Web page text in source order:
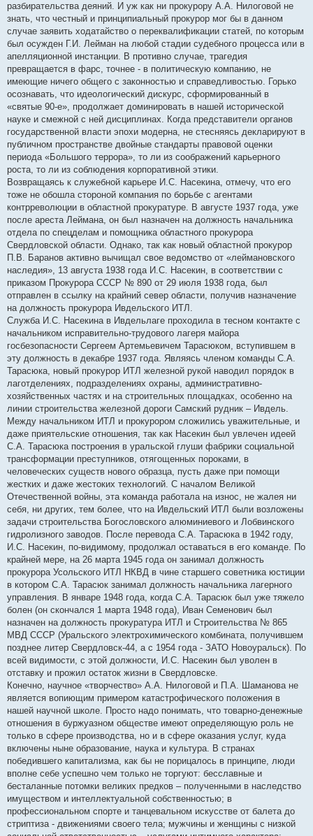
разбирательства деяний. И уж как ни прокурору А.А. Нилоговой не
знать, что честный и принципиальный прокурор мог бы в данном
случае заявить ходатайство о переквалификации статей, по которым
был осужден Г.И. Лейман на любой стадии судебного процесса или в
апелляционной инстанции. В противно случае, трагедия
превращается в фарс, точнее - в политическую компанию, не
имеющие ничего общего с законностью и справедливостью. Горько
осознавать, что идеологический дискурс, сформированный в
«святые 90-е», продолжает доминировать в нашей исторической
науке и смежной с ней дисциплинах. Когда представители органов
государственной власти эпохи модерна, не стесняясь декларируют в
публичном пространстве двойные стандарты правовой оценки
периода «Большого террора», то ли из соображений карьерного
роста, то ли из соблюдения корпоративной этики.
Возвращаясь к служебной карьере И.С. Насекина, отмечу, что его
тоже не обошла стороной компания по борьбе с агентами
контрреволюции в областной прокуратуре. В августе 1937 года, уже
после ареста Леймана, он был назначен на должность начальника
отдела по спецделам и помощника областного прокурора
Свердловской области. Однако, так как новый областной прокурор
П.В. Баранов активно вычищал свое ведомство от «леймановского
наследия», 13 августа 1938 года И.С. Насекин, в соответствии с
приказом Прокурора СССР № 890 от 29 июля 1938 года, был
отправлен в ссылку на крайний север области, получив назначение
на должность прокурора Ивдельского ИТЛ.
Служба И.С. Насекина в Ивдельлаге проходила в тесном контакте с
начальником исправительно-трудового лагеря майора
госбезопасности Сергеем Артемьевичем Тарасюком, вступившем в
эту должность в декабре 1937 года. Являясь членом команды С.А.
Тарасюка, новый прокурор ИТЛ железной рукой наводил порядок в
лаготделениях, подразделениях охраны, административно-
хозяйственных частях и на строительных площадках, особенно на
линии строительства железной дороги Самский рудник – Ивдель.
Между начальником ИТЛ и прокурором сложились уважительные, и
даже приятельские отношения, так как Насекин был увлечен идеей
С.А. Тарасюка построения в уральской глуши фабрики социальной
трансформации преступников, отягощенных пороками, в
человеческих существ нового образца, пусть даже при помощи
жестких и даже жестоких технологий. С началом Великой
Отечественной войны, эта команда работала на износ, не жалея ни
себя, ни других, тем более, что на Ивдельский ИТЛ были возложены
задачи строительства Богословского алюминиевого и Лобвинского
гидролизного заводов. После перевода С.А. Тарасюка в 1942 году,
И.С. Насекин, по-видимому, продолжал оставаться в его команде. По
крайней мере, на 26 марта 1945 года он занимал должность
прокурора Усольского ИТЛ НКВД в чине старшего советника юстиции
в котором С.А. Тарасюк занимал должность начальника лагерного
управления. В январе 1948 года, когда С.А. Тарасюк был уже тяжело
болен (он скончался 1 марта 1948 года), Иван Семенович был
назначен на должность прокуратура ИТЛ и Строительства № 865
МВД СССР (Уральского электрохимического комбината, получившем
позднее литер Свердловск-44, а с 1954 года - ЗАТО Новоуральск). По
всей видимости, с этой должности, И.С. Насекин был уволен в
отставку и прожил остаток жизни в Свердловске.
Конечно, научное «творчество» А.А. Нилоговой и П.А. Шаманова не
является вопиющим примером катастрофического положения в
нашей научной школе. Просто надо понимать, что товарно-денежные
отношения в буржуазном обществе имеют определяющую роль не
только в сфере производства, но и в сфере оказания услуг, куда
включены ныне образование, наука и культура. В странах
победившего капитализма, как бы не порицалось в принципе, люди
вполне себе успешно чем только не торгуют: бесславные и
бесталанные потомки великих предков – полученными в наследство
имуществом и интеллектуальной собственностью; в
профессиональном спорте и танцевальном искусстве от балета до
стриптиза - движениями своего тела; мужчины и женщины с низкой